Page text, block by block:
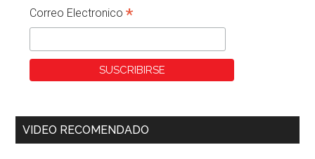
Correo Electronico*
VIDEO RECOMENDADO